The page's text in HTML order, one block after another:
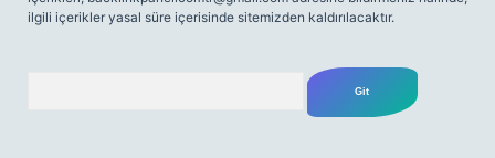
ilgili içerikler yasal süre içerisinde sitemizden kaldırılacaktır.